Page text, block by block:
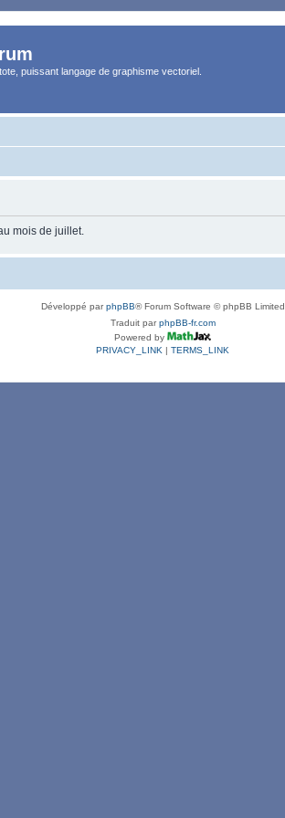
puissant langage de graphisme vectoriel.
mois de juillet.
Développé parphpBB® Forum Software © phpBB Limited
Traduit parphpBB-fr.com
Powered by
PRIVACY_LINK | TERMS_LINK